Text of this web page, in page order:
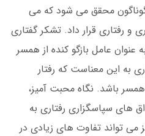
محقق می شود که می
و رفتاری قرار داد. تشکر گفتاری
عامل بازگو کنده از همسر
به این معناست که رفتار
همسر باشد. نگاه محبت آمیز،
های سپاسگزاری رفتاری به
می تواند تفاوت های زیادی در